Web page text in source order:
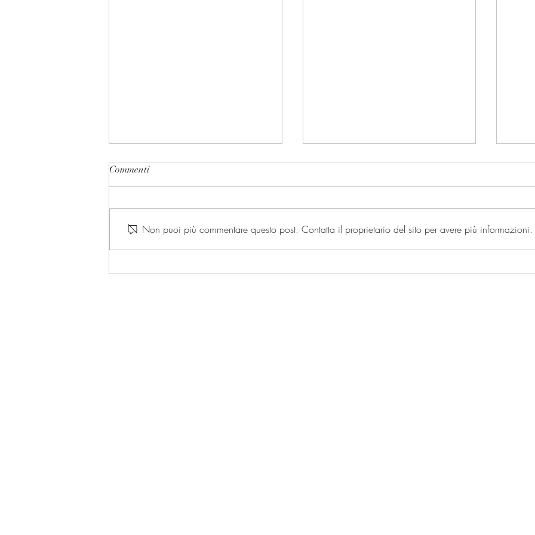
Presidenza della Repubblica
ovvero il diavolo fa le pentole…
Commenti
Non puoi più commentare questo post. Contatta il proprietario del sito per avere più informazioni.